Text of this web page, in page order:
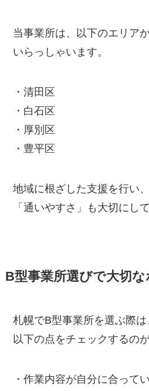
当事業所は、以下のエリア
いらっしゃいます。
・清田区
・白石区
・厚別区
・豊平区
地域に根ざした支援を行い、
「通いやすさ」も大切にし
B型事業所選びで大切な
札幌でB型事業所を選ぶ際は
以下の点をチェックするの
・作業内容が自分に合って